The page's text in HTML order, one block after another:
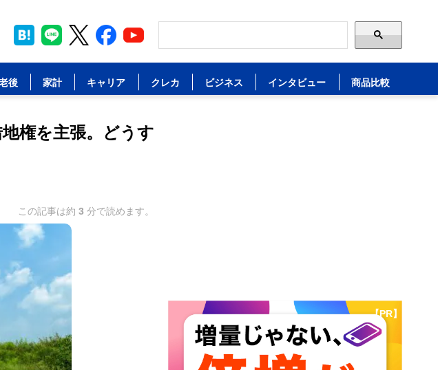
後 家計 キャリア クレカ ビジネス インタビュー 商品比較
権を主張。どうす
この記事は約 3 分で読めます。
【PR】